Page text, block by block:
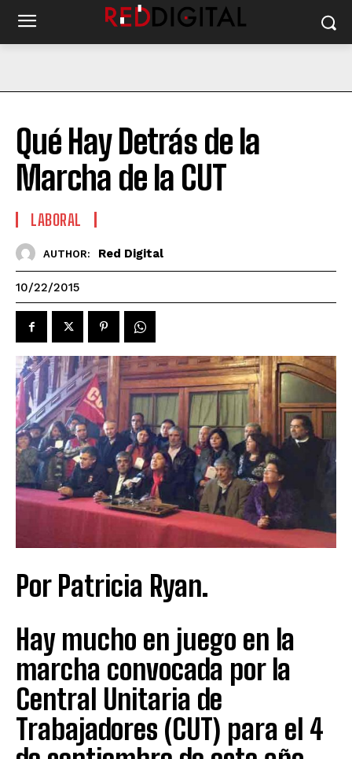
Qué Hay Detrás de la
Marcha de la CUT
LABORAL
AUTHOR: Red Digital
10/22/2015
Por Patricia Ryan.
Hay mucho en juego en la
marcha convocada por la
Central Unitaria de
Trabajadores (CUT) para el 4